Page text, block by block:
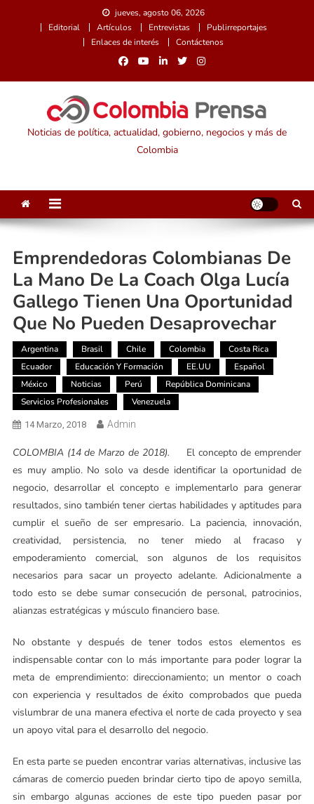
jueves, agosto 06, 2026
Editorial
Artículos Entrevistas
Publirreportajes
Enlaces de interés
Contáctenos
Noticias de política, actualidad, gobierno, negocios y más de
Colombia
Emprendedoras Colombianas De
La Mano De La Coach Olga Lucía
Gallego Tienen Una Oportunidad
Que No Pueden Desaprovechar
Argentina Brasil Chile Colombia
Costa Rica
Ecuador
Educación Y Formación EE.UU
Español
México
Noticias Perú
República Dominicana
Servicios Profesionales
Venezuela
14 Marzo, 2018 Admin
COLOMBIA (14 de Marzo de 2018). El concepto de emprender
es muy amplio. No solo va desde identificar la oportunidad de
negocio, desarrollar el concepto e implementarlo para generar
resultados, sino también tener ciertas habilidades y aptitudes para
cumplir el sueño de ser empresario. La paciencia, innovación,
creatividad, persistencia, no tener miedo al fracaso y
empoderamiento comercial, son algunos de los requisitos
necesarios para sacar un proyecto adelante. Adicionalmente a
todo esto se debe sumar consecución de personal, patrocinios,
alianzas estratégicas y músculo financiero base.
No obstante y después de tener todos estos elementos es
indispensable contar con lo más importante para poder lograr la
meta de emprendimiento: direccionamiento; un mentor o coach
con experiencia y resultados de éxito comprobados que pueda
vislumbrar de una manera efectiva el norte de cada proyecto y sea
un apoyo vital para el desarrollo del negocio.
En esta parte se pueden encontrar varias alternativas, inclusive las
cámaras de comercio pueden brindar cierto tipo de apoyo semilla,
sin embargo algunas acciones de este tipo pueden pasar por